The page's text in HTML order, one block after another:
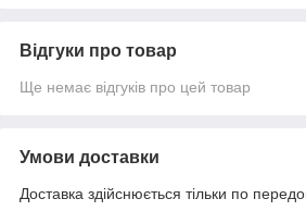
Відгуки про товар
Ще немає відгуків про цей товар
Умови доставки
Доставка здійснюється тільки по